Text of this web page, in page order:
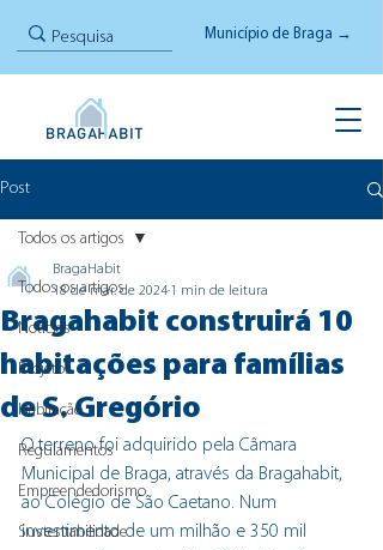
Município de Braga →
Post
Todos os artigos
Notícias
Projetos
Habitação
Regulamentos
Empreendedorismo
Sustentabilidade
Todos os artigos
Bragahabit construirá 10
habitações para famílias
de S. Gregório
BragaHabit
18 de mar. de 2024 1 min de leitura
O terreno foi adquirido pela Câmara
Municipal de Braga, através da Bragahabit,
ao Colégio de São Caetano. Num
investimento de um milhão e 350 mil